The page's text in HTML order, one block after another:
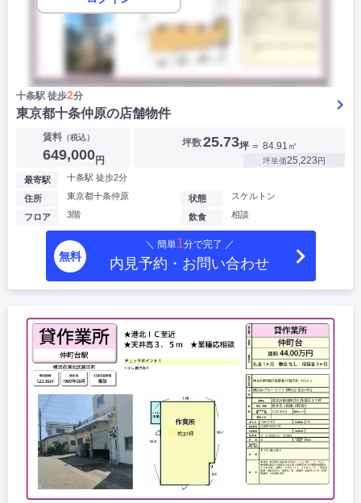
十条駅 徒歩2分
東京都十条仲原の店舗物件
賃料（税込）
649,000円
坪数25.73坪 ＝ 84.91㎡
坪単価25,223円
最寄駅 十条駅 徒歩2分
住所 東京都十条仲原
フロア 3階
状態 スケルトン
飲食 相談
無料
＼ 簡単1分で完了 ／
内見予約・お問い合わせ